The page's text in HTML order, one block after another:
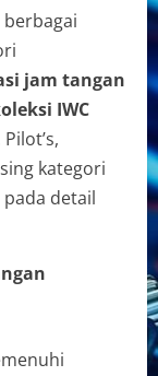
jam tangan
IWC
kategori
detail